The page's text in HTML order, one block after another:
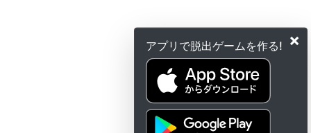
×
アプリで脱出ゲームを作る!